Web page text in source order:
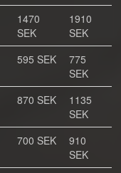
1470
SEK
1910
SEK
595 SEK
775
SEK
870 SEK
1135
SEK
700 SEK
910
SEK